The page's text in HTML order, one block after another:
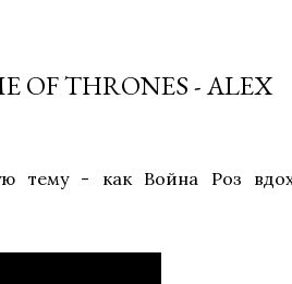
OF THRONES - ALEX
тему - как Война Роз